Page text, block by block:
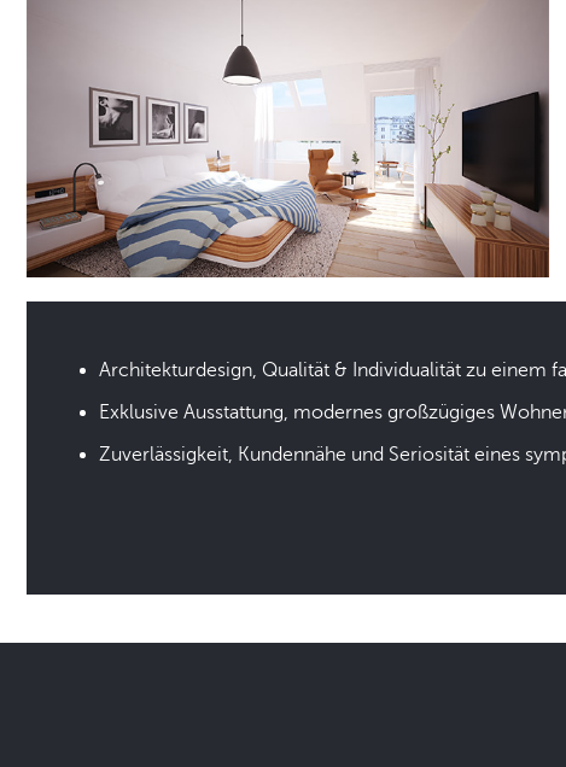
Architekturdesign, Qualität & Individualität zu einem
Exklusive Ausstattung, modernes großzügiges
Zuverlässigkeit, Kundennähe und Seriosität eines